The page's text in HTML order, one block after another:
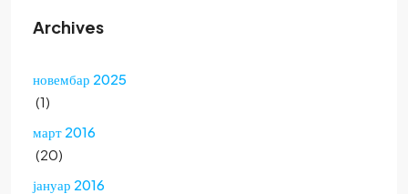
Archives
новембар 2025
(1)
март 2016
(20)
јануар 2016